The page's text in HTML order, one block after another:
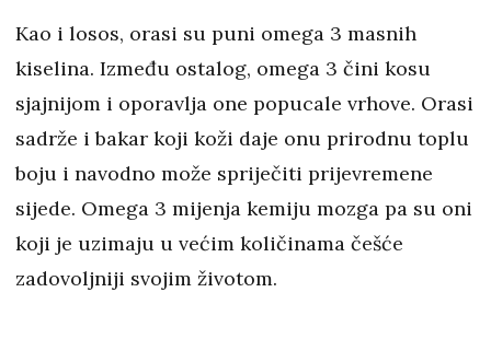
Kao i losos, orasi su puni omega 3 masnih
kiselina. Između ostalog, omega 3 čini kosu
sjajnijom i oporavlja one popucale vrhove. Orasi
sadrže i bakar koji koži daje onu prirodnu toplu
boju i navodno može spriječiti prijevremene
sijede. Omega 3 mijenja kemiju mozga pa su oni
koji je uzimaju u većim količinama češće
zadovoljniji svojim životom.